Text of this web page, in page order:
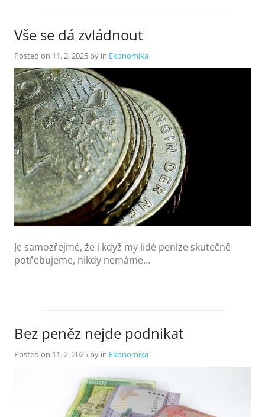
Vše se dá zvládnout
Posted on 11. 2. 2025 by in Ekonomika
Je samozřejmé, že i když my lidé peníze skutečně
potřebujeme, nikdy nemáme…
Bez peněz nejde podnikat
Posted on 11. 2. 2025 by in Ekonomika